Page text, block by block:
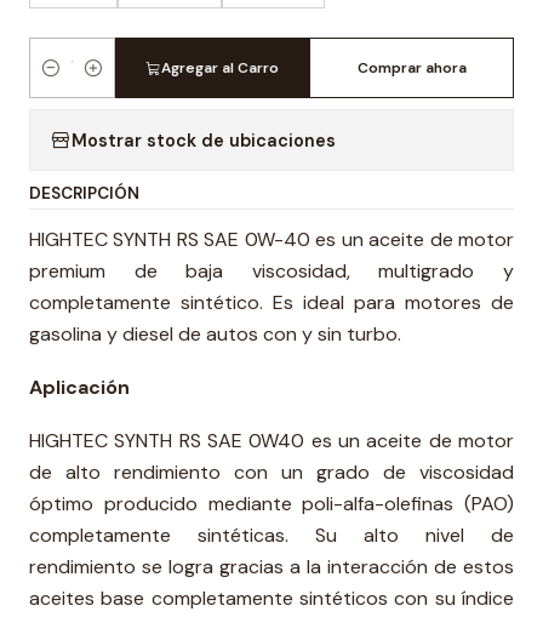
Cantidad
Agregar al Carro Comprar ahora
Mostrar stock de ubicaciones
DESCRIPCIÓN
HIGHTEC SYNTH RS SAE 0W-40 es un aceite de motor
premium de baja viscosidad, multigrado y
completamente sintético. Es ideal para motores de
gasolina y diesel de autos con y sin turbo.
Aplicación
HIGHTEC SYNTH RS SAE 0W40 es un aceite de motor
de alto rendimiento con un grado de viscosidad
óptimo producido mediante poli-alfa-olefinas (PAO)
completamente sintéticas. Su alto nivel de
rendimiento se logra gracias a la interacción de estos
aceites base completamente sintéticos con su índice